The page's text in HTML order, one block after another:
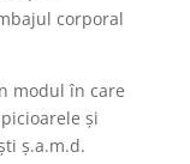
corporal
modul în care
și
ș.a.m.d.